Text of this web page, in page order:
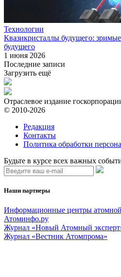
Технологии
Квазикристаллы будущего:
будущего
1 июня 2026
Последние записи
Загрузить ещё
Отраслевое издание
© 2010-2026
Редакция
Контакты
Политика обработки
Будьте в курсе всех важных
Наши партнеры
Информационные центры атомной
Атоминфо.ру
Журнал «Новый Атомный
Журнал «Вестник Атомпрома»